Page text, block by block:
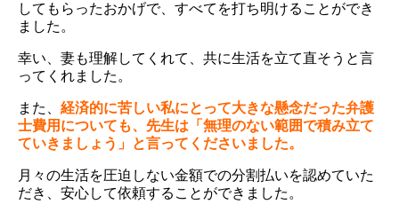
してもらったおかげで、すべてを打ち明けることができ
ました。
幸い、妻も理解してくれて、共に生活を立て直そうと言
ってくれました。
また、 経済的に苦しい私にとって大きな懸念だった弁護
士費用についても、先生は「無理のない範囲で積み立て
ていきましょう」と言ってくださいました。
月々の生活を圧迫しない金額での分割払いを認めていた
だき、安心して依頼することができました。